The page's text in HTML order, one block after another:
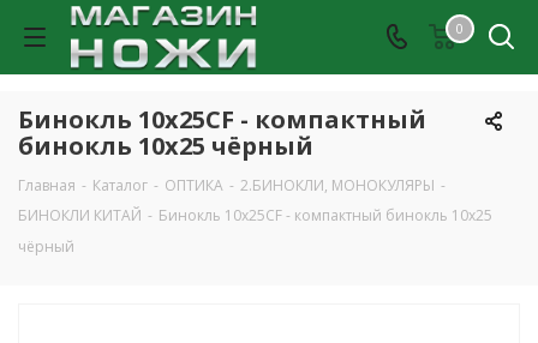
0
Бинокль 10x25CF - компактный
бинокль 10x25 чёрный
Главная - Каталог - ОПТИКА - 2.БИНОКЛИ, МОНОКУЛЯРЫ -
БИНОКЛИ КИТАЙ - Бинокль 10x25CF - компактный бинокль 10x25
чёрный